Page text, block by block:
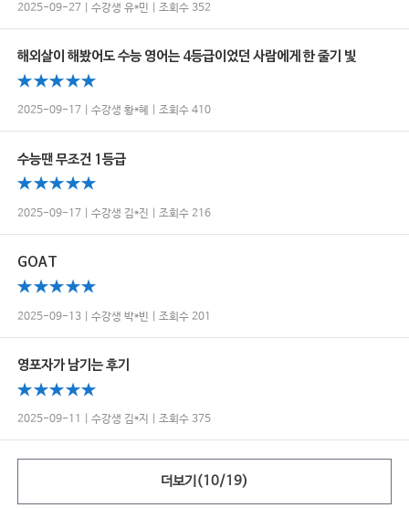
2025-09-27 | 수강생 유*민 | 조회수 352
해외살이 해봤어도 수능 영어는 4등급이었던 사람에게 한 줄기 빛
2025-09-17 | 수강생 황*혜 | 조회수 410
수능땐 무조건 1등급
2025-09-17 | 수강생 김*진 | 조회수 216
GOAT
2025-09-13 | 수강생 박*빈 | 조회수 201
영포자가 남기는 후기
2025-09-11 | 수강생 김*지 | 조회수 375
더보기(10/19)